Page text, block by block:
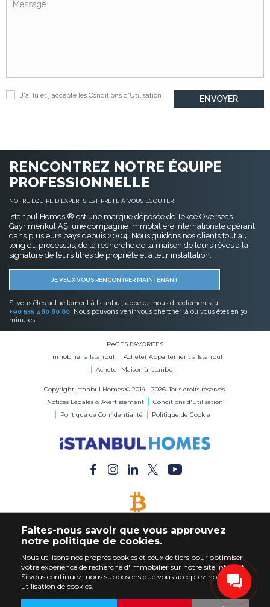
J'ai lu et j'accepte les Conditions d'Utilisation
RENCONTREZ NOTRE ÉQUIPE
PROFESSIONNELLE
NOTRE ÉQUIPE D'EXPERTS EST PRÊTE À VOUS ÉCOUTER
Istanbul Homes ® est une marque déposée de Tekçe Overseas
Gayrimenkul AŞ, une compagnie immobilière internationale opérant
dans plusieurs pays depuis 2004. Nous guidons nos clients tout au
long du processus, de la recherche de la maison de leurs rêves à la
signature de leurs titres de propriété et à leur installation.
JE VEUX VOUS RENCONTRER MAINTENANT
Si vous êtes actuellement à Istanbul, appelez-nous directement au
+90 535 480 80 80. Nous pouvons venir vous chercher là où vous êtes en 30
minutes!
PAGES FAVORITES
Immobilier à Istanbul
Acheter Appartement à Istanbul
Acheter Maison à Istanbul
Copyright Istanbul Homes © 2014 - 2026. Tous droits réservés.
Notices Légales & Avertissement
Conditions d'Utilisation
Politique de Confidentialité
Politique de Cookie
Acheter Immobilier en Bitcoin
Faites-nous savoir que vous approuvez
notre politique de cookies.
Nous utilisons nos propres cookies et ceux de tiers pour optimiser
votre expérience de recherche d'immobilier sur notre site internet.
Si vous continuez, nous supposons que vous acceptez notre
utilisation de cookies.